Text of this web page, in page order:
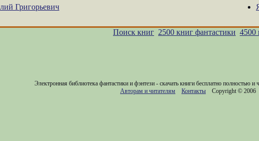
Григорьевич
Поиск книг 2500 книг фантастики 4500
Электронная библиотека фантастики и фэнтези - скачать книги бесплатно полностью и
Авторам и читателям
Контакты Copyright © 2006